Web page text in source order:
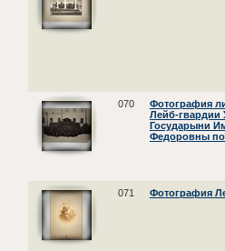
070
Фотография
Лейб-гвардии
Государыни
Федоровны
071 Фотография